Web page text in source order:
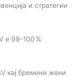
и стратегии
е 98–100 %
кај бремени жени